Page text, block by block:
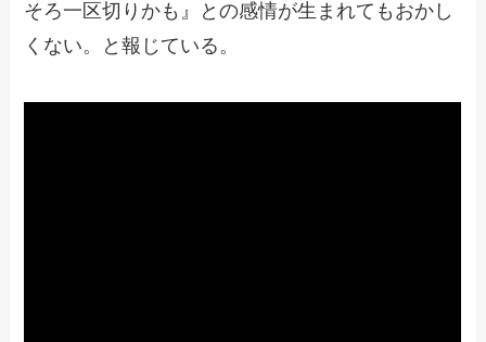
そろ一区切りかも』との感情が生まれてもおかし
くない。と報じている。